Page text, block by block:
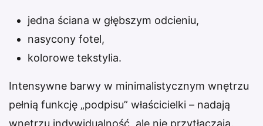
jedna ściana w głębszym odcieniu,
nasycony fotel,
kolorowe tekstylia.
Intensywne barwy w minimalistycznym wnętrzu
pełnią funkcję „podpisu” właścicielki – nadają
wnętrzu indywidualność, ale nie przytłaczają.